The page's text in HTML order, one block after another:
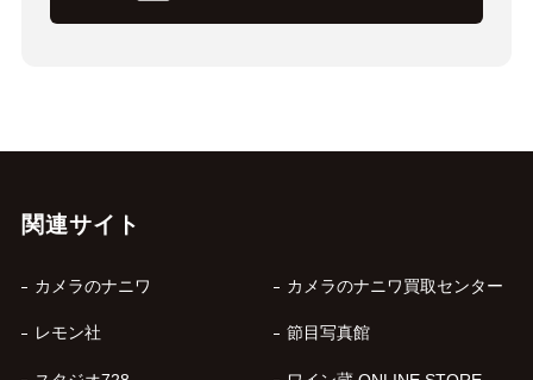
関連サイト
カメラのナニワ カメラのナニワ買取センター
レモン社 節目写真館